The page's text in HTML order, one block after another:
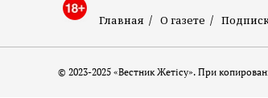
Главная О газете
© 2023-2025 «Вестник Жетісу». При